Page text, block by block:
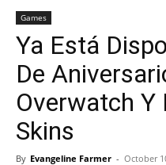
Games
Ya Está
De
Overwatch Y
Skins
By Evangeline Farmer - October